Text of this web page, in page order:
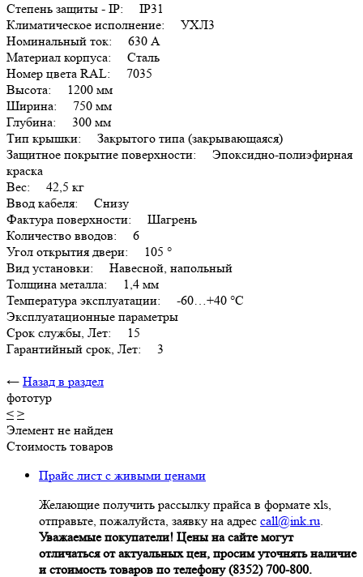
Степень защиты - IP: IP31
Климатическое исполнение: УХЛ3
Номинальный ток: 630 А
Материал корпуса: Сталь
Номер цвета RAL: 7035
Высота: 1200 мм
Ширина: 750 мм
Глубина: 300 мм
Тип крышки: Закрытого типа (закрывающаяся)
Защитное покрытие поверхности: Эпоксидно-полиэфирная
краска
Вес: 42,5 кг
Ввод кабеля: Снизу
Фактура поверхности: Шагрень
Количество вводов: 6
Угол открытия двери: 105 °
Вид установки: Навесной, напольный
Толщина металла: 1,4 мм
Температура эксплуатации: -60…+40 °C
Эксплуатационные параметры
Срок службы, Лет: 15
Гарантийный срок, Лет: 3
← Назад в раздел
фототур
< >
Элемент не найден
Стоимость товаров
Прайс лист с живыми ценами
Желающие получить рассылку прайса в формате xls,
отправьте, пожалуйста, заявку на адрес call@ink.ru.
Уважаемые покупатели! Цены на сайте могут
отличаться от актуальных цен, просим уточнять наличие
и стоимость товаров по телефону (8352) 700-800.